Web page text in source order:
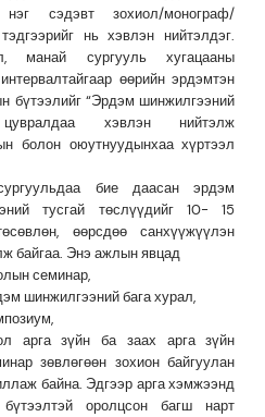
нэг сэдэвт зохиол/монограф/
нь хэвлэн нийтэлдэг.
манай сургууль хугацааны
өөрийн эрдэмтэн
бүтээлийг “Эрдэм шинжилгээний
хэвлэн нийтэлж
болон оюутнуудынхаа хүртээл
бие даасан эрдэм
тусгай төслүүдийг 10- 15
өөрсдөө санхүүжүүлэн
байгаа. Энэ ажлын явцад
семинар,
шинжилгээний бага хурал,
арга зүйн ба заах арга зүйн
зөвлөгөөн зохион байгуулан
байна. Эдгээр арга хэмжээнд
оролцсон багш нарт